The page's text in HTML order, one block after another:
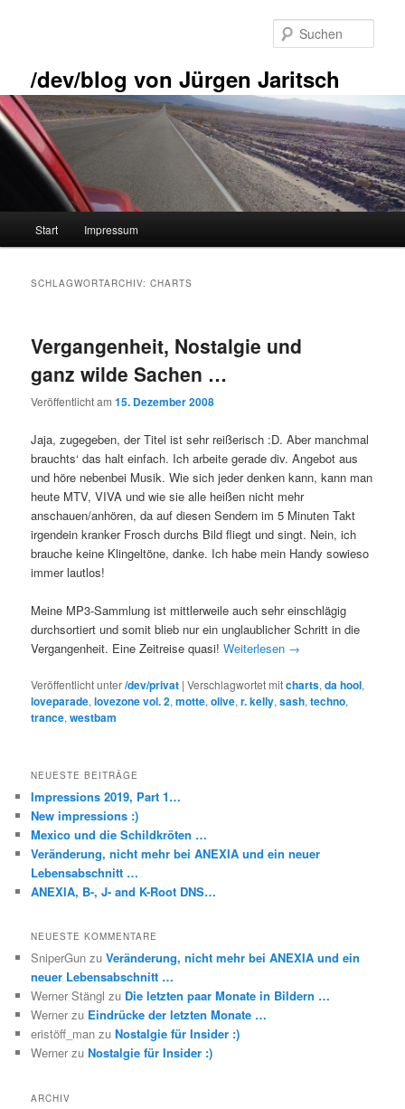
/dev/blog von Jürgen Jaritsch
Start Impressum
SCHLAGWORTARCHIV:CHARTS
Vergangenheit, Nostalgie und
ganz wilde Sachen …
Veröffentlicht am15. Dezember 2008
Jaja, zugegeben, der Titel ist sehr reißerisch :D. Aber manchmal
brauchts‘ das halt einfach. Ich arbeite gerade div. Angebot aus
und höre nebenbei Musik. Wie sich jeder denken kann, kann man
heute MTV, VIVA und wie sie alle heißen nicht mehr
anschauen/anhören, da auf diesen Sendern im 5 Minuten Takt
irgendein kranker Frosch durchs Bild fliegt und singt. Nein, ich
brauche keine Klingeltöne, danke. Ich habe mein Handy sowieso
immer lautlos!
Meine MP3-Sammlung ist mittlerweile auch sehr einschlägig
durchsortiert und somit blieb nur ein unglaublicher Schritt in die
Vergangenheit. Eine Zeitreise quasi!Weiterlesen →
Veröffentlicht unter/dev/privat |Verschlagwortet mitcharts,da hool,
loveparade,lovezone vol. 2,motte,olive,r. kelly,sash,techno,
trance,westbam
NEUESTE BEITRÄGE
Impressions 2019, Part 1…
New impressions :)
Mexico und die Schildkröten …
Veränderung, nicht mehr bei ANEXIA und ein neuer
Lebensabschnitt …
ANEXIA, B-, J- and K-Root DNS…
NEUESTE KOMMENTARE
SniperGun zuVeränderung, nicht mehr bei ANEXIA und ein
neuer Lebensabschnitt …
Werner Stängl zu Die letzten paar Monate in Bildern …
Werner zu Eindrücke der letzten Monate …
eristöff_man zuNostalgie für Insider :)
Werner zuNostalgie für Insider :)
ARCHIV